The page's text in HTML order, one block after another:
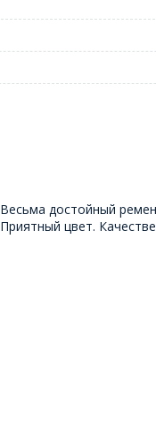
Весьма достойный
Приятный цвет.